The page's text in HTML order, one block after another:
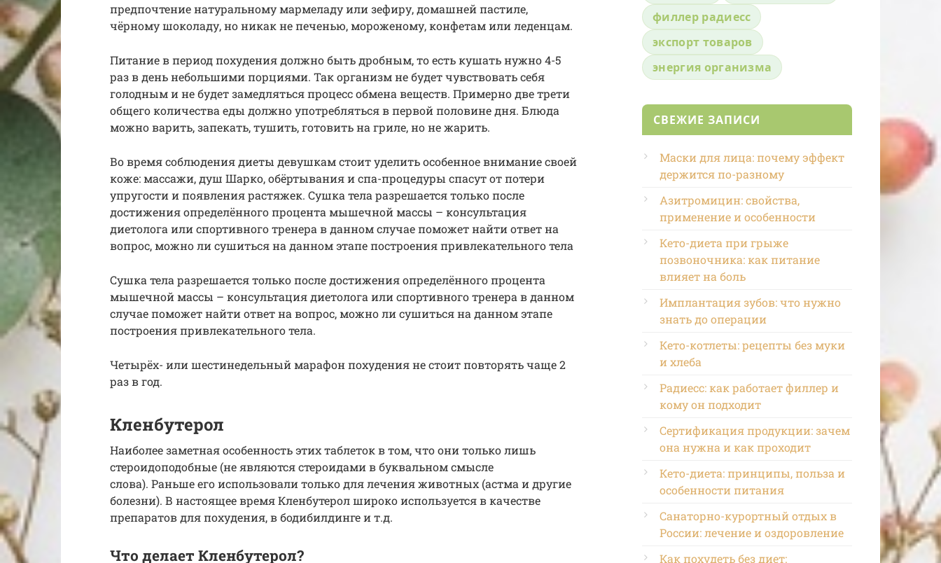
предпочтение натуральному мармеладу или зефиру, домашней пастиле,
чёрному шоколаду, но никак не печенью, мороженому, конфетам или леденцам.
Питание в период похудения должно быть дробным, то есть кушать нужно 4-5
раз в день небольшими порциями. Так организм не будет чувствовать себя
голодным и не будет замедляться процесс обмена веществ. Примерно две трети
общего количества еды должно употребляться в первой половине дня. Блюда
можно варить, запекать, тушить, готовить на гриле, но не жарить.
Во время соблюдения диеты девушкам стоит уделить особенное внимание своей
коже: массажи, душ Шарко, обёртывания и спа-процедуры спасут от потери
упругости и появления растяжек. Сушка тела разрешается только после
достижения определённого процента мышечной массы – консультация
диетолога или спортивного тренера в данном случае поможет найти ответ на
вопрос, можно ли сушиться на данном этапе построения привлекательного тела
Сушка тела разрешается только после достижения определённого процента
мышечной массы – консультация диетолога или спортивного тренера в данном
случае поможет найти ответ на вопрос, можно ли сушиться на данном этапе
построения привлекательного тела.
Четырёх- или шестинедельный марафон похудения не стоит повторять чаще 2
раз в год.
Кленбутерол
Наиболее заметная особенность этих таблеток в том, что они только лишь
стероидоподобные (не являются стероидами в буквальном смысле
слова). Раньше его использовали только для лечения животных (астма и другие
болезни). В настоящее время Кленбутерол широко используется в качестве
препаратов для похудения, в бодибилдинге и т.д.
Что делает Кленбутерол?
филлер радиесс
экспорт товаров
энергия организма
СВЕЖИЕ ЗАПИСИ
Маски для лица: почему эффект
держится по-разному
Азитромицин: свойства,
применение и особенности
Кето-диета при грыже
позвоночника: как питание
влияет на боль
Имплантация зубов: что нужно
знать до операции
Кето-котлеты: рецепты без муки
и хлеба
Радиесс: как работает филлер и
кому он подходит
Сертификация продукции: зачем
она нужна и как проходит
Кето-диета: принципы, польза и
особенности питания
Санаторно-курортный отдых в
России: лечение и оздоровление
Как похудеть без диет: